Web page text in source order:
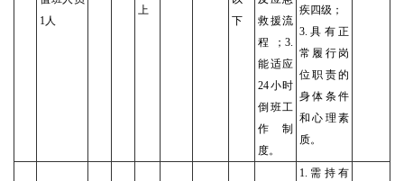
1人
上
下
救援流
程；3.
能适应
24小时
倒班工
作制
度。
疾四级；
3.具有正
常履行岗
位职责的
身体条件
和心理素
质。
1.需持有